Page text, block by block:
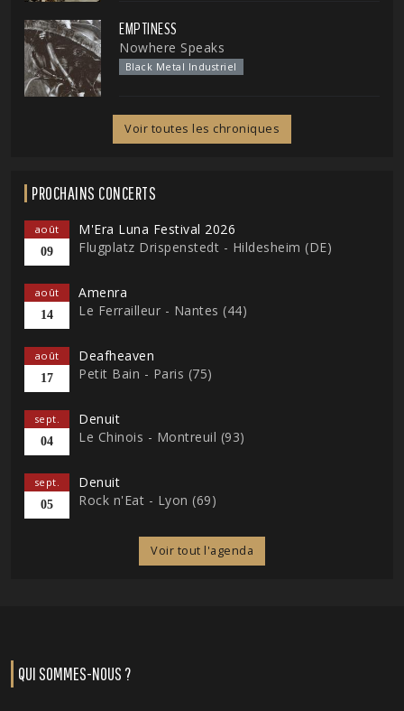
EMPTINESS
Nowhere Speaks
Black Metal Industriel
Voir toutes les chroniques
PROCHAINS CONCERTS
août
09
M'Era Luna Festival 2026
Flugplatz Drispenstedt - Hildesheim (DE)
août
14
Amenra
Le Ferrailleur - Nantes (44)
août
17
Deafheaven
Petit Bain - Paris (75)
sept.
04
Denuit
Le Chinois - Montreuil (93)
sept.
05
Denuit
Rock n'Eat - Lyon (69)
Voir tout l'agenda
QUI SOMMES-NOUS ?